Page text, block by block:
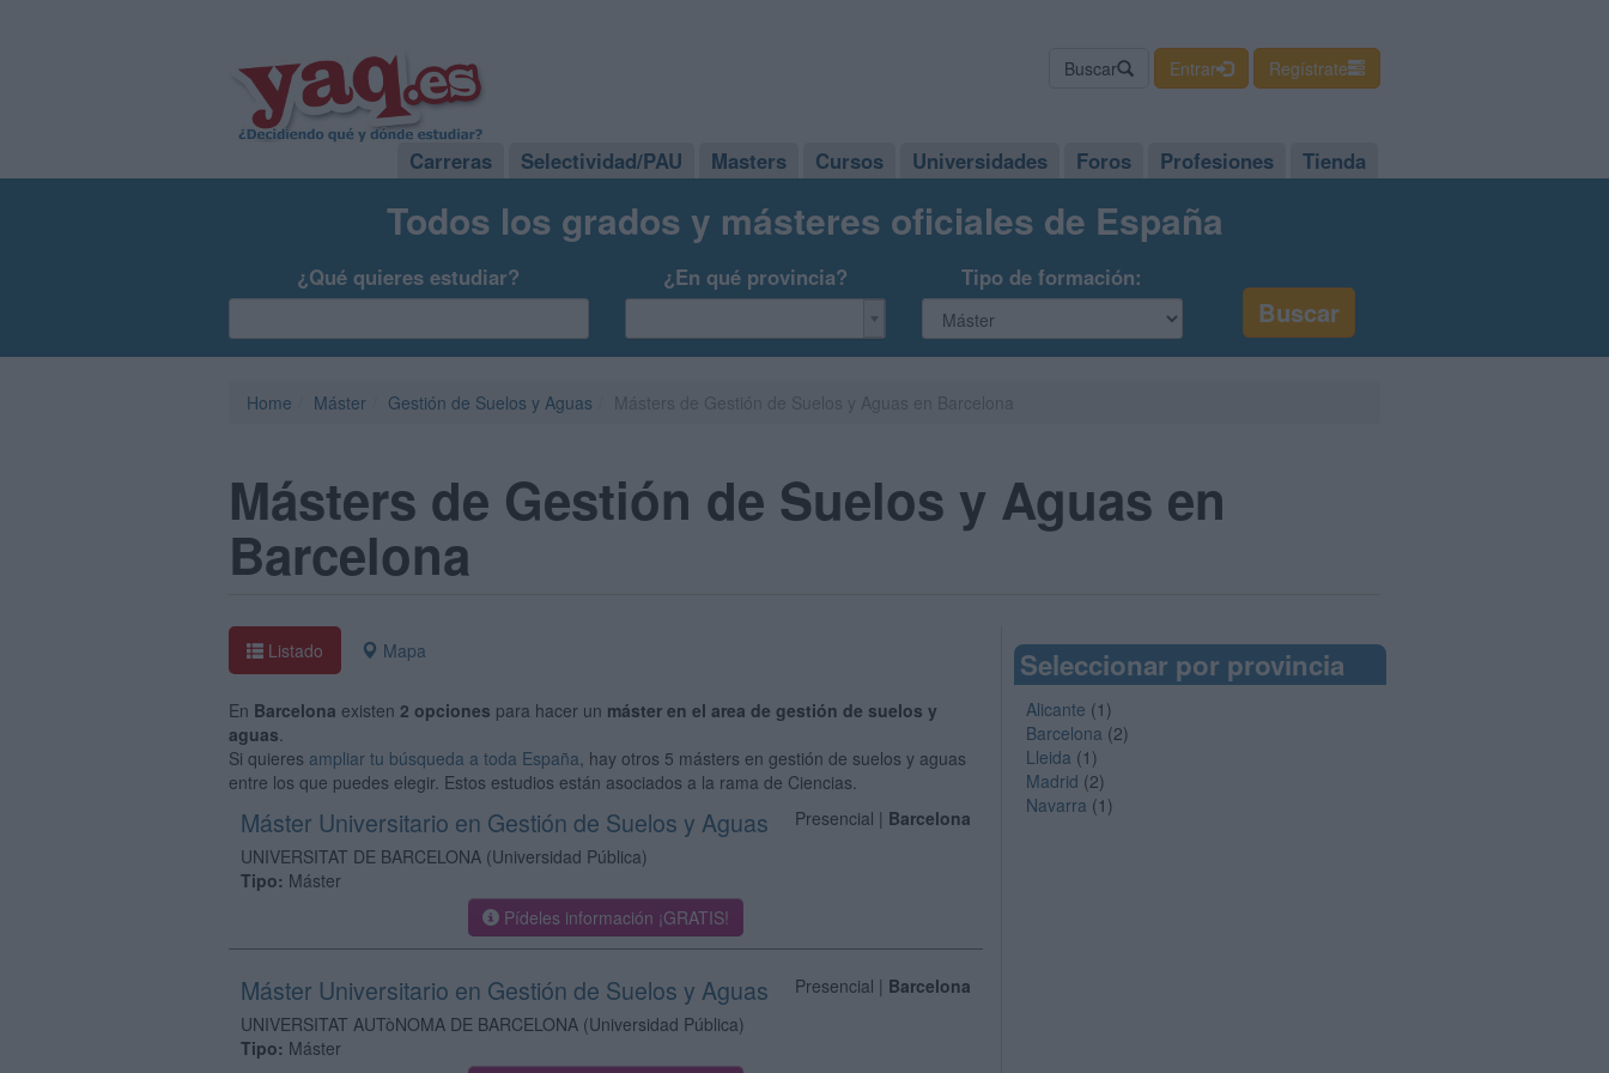
Buscar Entrar Regístrate
Carreras Selectividad/PAU Masters Cursos Universidades Foros Profesiones Tienda
Todos los grados y másteres oficiales de España
¿Qué quieres estudiar? ¿En qué provincia? Tipo de formación:
Home Máster Gestión de Suelos y Aguas
Másters de Gestión de Suelos y Aguas en
Barcelona
Listado Mapa
En Barcelona existen 2 opciones para hacer un máster en el area de gestión de suelos y
aguas.
Si quieres ampliar tu búsqueda a toda España, hay otros 5 másters en gestión de suelos y aguas
entre los que puedes elegir. Estos estudios están asociados a la rama de Ciencias.
Presencial | Barcelona
Máster Universitario en Gestión de Suelos y Aguas
UNIVERSITAT DE BARCELONA (Universidad Pública)
Tipo: Máster
Pídeles información ¡GRATIS!
Presencial | Barcelona
Máster Universitario en Gestión de Suelos y Aguas
UNIVERSITAT AUTòNOMA DE BARCELONA (Universidad Pública)
Tipo: Máster
Seleccionar por provincia
Alicante (1)
Barcelona (2)
Lleida (1)
Madrid (2)
Navarra (1)